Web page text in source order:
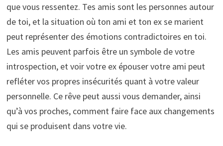
que vous ressentez. Tes amis sont les personnes autour
de toi, et la situation où ton ami et ton ex se marient
peut représenter des émotions contradictoires en toi.
Les amis peuvent parfois être un symbole de votre
introspection, et voir votre ex épouser votre ami peut
refléter vos propres insécurités quant à votre valeur
personnelle. Ce rêve peut aussi vous demander, ainsi
qu’à vos proches, comment faire face aux changements
qui se produisent dans votre vie.